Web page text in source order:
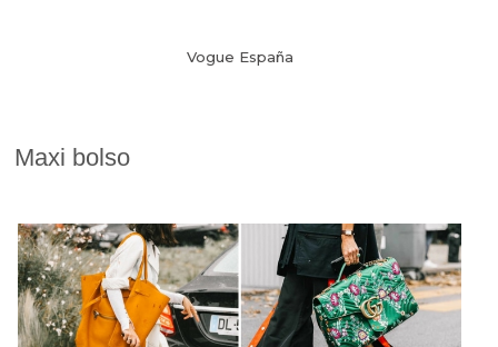
Vogue España
Maxi bolso